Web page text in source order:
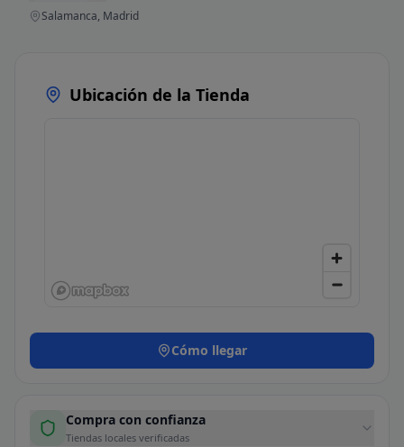
Salamanca, Madrid
Ubicación de la Tienda
Cómo llegar
Compra con confianza
Tiendas locales verificadas